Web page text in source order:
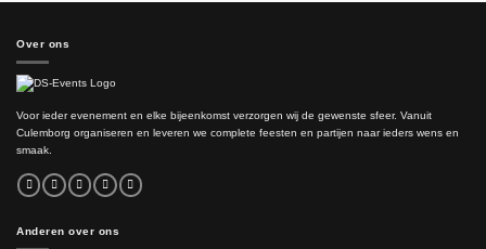
Over ons
Voor ieder evenement en elke bijeenkomst verzorgen wij de gewenste sfeer. Vanuit
Culemborg organiseren en leveren we complete feesten en partijen naar ieders wens en
smaak.
Anderen over ons